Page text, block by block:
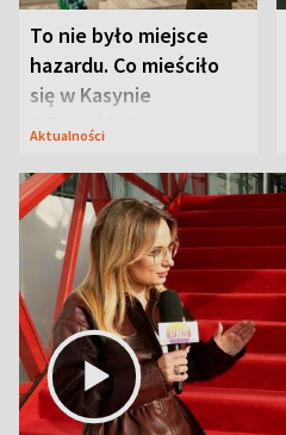
To nie było miejsce
hazardu. Co mieściło
się w Kasynie
Oficerskim?
Aktualności